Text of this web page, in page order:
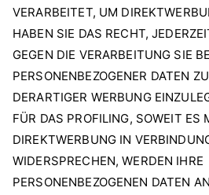
VERARBEITET, UM
HABEN SIE DAS RECHT,
GEGEN DIE VERARBEITUNG SIE
PERSONENBEZOGENER DATEN
DERARTIGER WERBUNG
FÜR DAS PROFILING, SOWEIT ES
DIREKTWERBUNG IN
WIDERSPRECHEN, WERDEN IHRE
PERSONENBEZOGENEN DATEN